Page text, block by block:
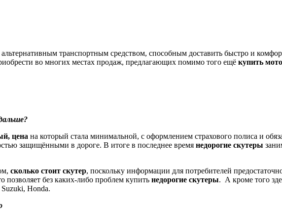
альтернативным транспортным средством, способным доставить быстро и
во многих местах продаж, предлагающих помимо того ещё купить
цена на который стала минимальной, с оформлением страхового полиса и
защищёнными в дороге. В итоге в последнее время недорогие скутеры
сколько стоит скутер, поскольку информации для потребителей
позволяет без каких-либо проблем купить недорогие скутеры. А кроме того
Honda.